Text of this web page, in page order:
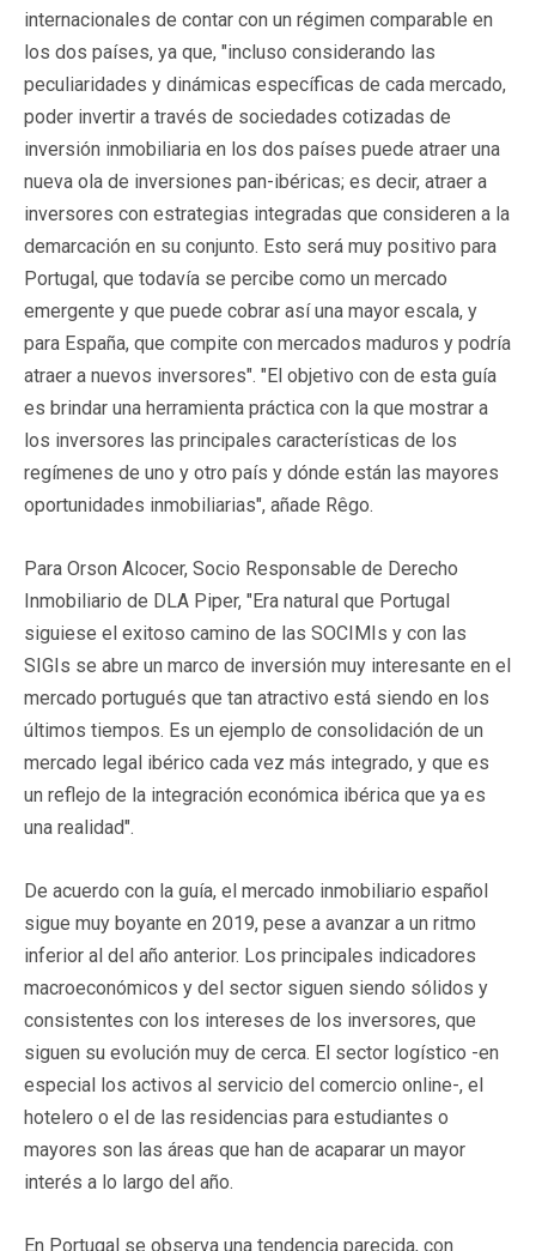
internacionales de contar con un régimen comparable en
los dos países, ya que, "incluso considerando las
peculiaridades y dinámicas específicas de cada mercado,
poder invertir a través de sociedades cotizadas de
inversión inmobiliaria en los dos países puede atraer una
nueva ola de inversiones pan-ibéricas; es decir, atraer a
inversores con estrategias integradas que consideren a la
demarcación en su conjunto. Esto será muy positivo para
Portugal, que todavía se percibe como un mercado
emergente y que puede cobrar así una mayor escala, y
para España, que compite con mercados maduros y podría
atraer a nuevos inversores". "El objetivo con de esta guía
es brindar una herramienta práctica con la que mostrar a
los inversores las principales características de los
regímenes de uno y otro país y dónde están las mayores
oportunidades inmobiliarias", añade Rêgo.
Para Orson Alcocer, Socio Responsable de Derecho
Inmobiliario de DLA Piper, "Era natural que Portugal
siguiese el exitoso camino de las SOCIMIs y con las
SIGIs se abre un marco de inversión muy interesante en el
mercado portugués que tan atractivo está siendo en los
últimos tiempos. Es un ejemplo de consolidación de un
mercado legal ibérico cada vez más integrado, y que es
un reflejo de la integración económica ibérica que ya es
una realidad".
De acuerdo con la guía, el mercado inmobiliario español
sigue muy boyante en 2019, pese a avanzar a un ritmo
inferior al del año anterior. Los principales indicadores
macroeconómicos y del sector siguen siendo sólidos y
consistentes con los intereses de los inversores, que
siguen su evolución muy de cerca. El sector logístico -en
especial los activos al servicio del comercio online-, el
hotelero o el de las residencias para estudiantes o
mayores son las áreas que han de acaparar un mayor
interés a lo largo del año.
En Portugal se observa una tendencia parecida, con